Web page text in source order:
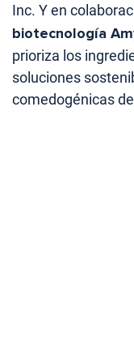
Inc. Y en
biotecnología
prioriza los
soluciones
comedogénicas